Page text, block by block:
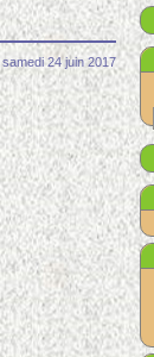
samedi 24 juin 2017